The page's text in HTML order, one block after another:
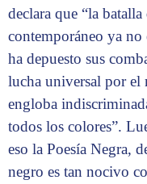
declara que “la
contemporáneo ya
ha depuesto sus
lucha universal por el
engloba
todos los colores”.
eso la Poesía Negra,
negro es tan nocivo